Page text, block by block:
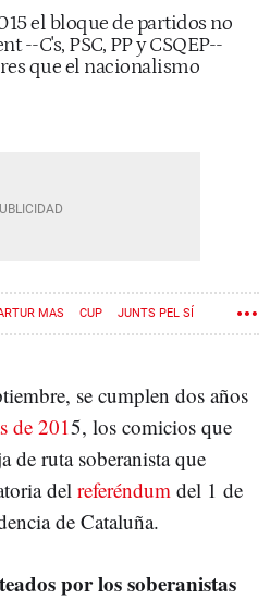
el bloque de partidos no
--C's, PSC, PP y CSQEP--
que el nacionalismo
MAS CUP JUNTS PEL SÍ
se cumplen dos años
de 2015, los comicios que
de ruta soberanista que
del referéndum del 1 de
de Cataluña.
por los soberanistas